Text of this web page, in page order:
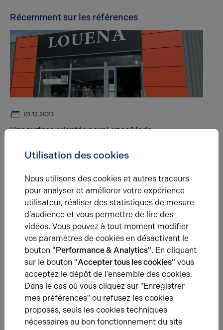
Récemment sur les références
01.12.2023
Une surface adaptée pour Lunac Mode
01.12.2023
Benoit Audition dans la galerie marchande Auchan
Une question ?
Prenez contact avec nos experts pour vous
Utilisation des cookies
Nous utilisons des cookies et autres traceurs
pour analyser et améliorer votre expérience
utilisateur, réaliser des statistiques de mesure
d’audience et vous permettre de lire des
vidéos. Vous pouvez à tout moment modifier
vos paramètres de cookies en désactivant le
bouton "Performance & Analytics". En cliquant
sur le bouton "Accepter tous les cookies" vous
acceptez le dépôt de l’ensemble des cookies.
Dans le cas où vous cliquez sur "Enregistrer
mes préférences" ou refusez les cookies
proposés, seuls les cookies techniques
nécessaires au bon fonctionnement du site